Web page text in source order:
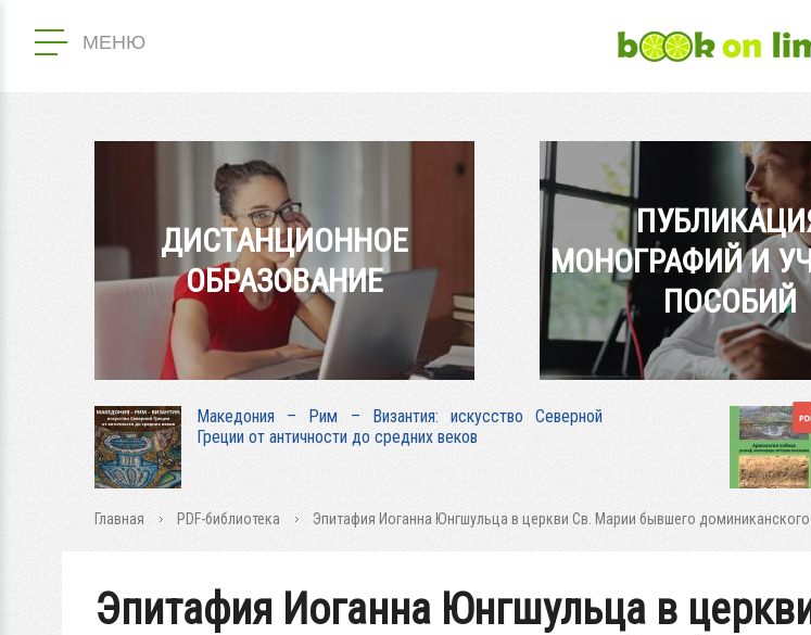
МЕНЮ
ДИСТАНЦИОННОЕ
ОБРАЗОВАНИЕ
МОНОГРАФИЙ И
ПОСОБИЙ
Македония – Рим – Византия: искусство Северной
Греции от античности до средних веков
Главная PDF-библиотека Эпитафия Иоганна Юнгшульца в церкви Св. Марии бывшего
Эпитафия Иоганна Юнгшульца в